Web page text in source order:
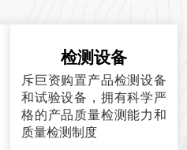
检测设备
斥巨资购置产品检测设备
和试验设备，拥有科学严
格的产品质量检测能力和
质量检测制度